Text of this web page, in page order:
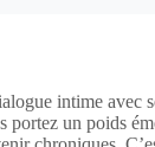
intime
un poids